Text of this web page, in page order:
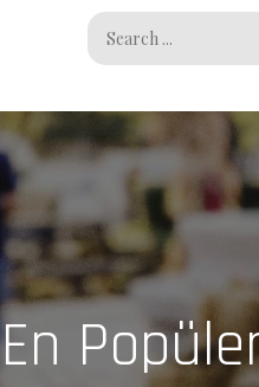
Search
for:
En